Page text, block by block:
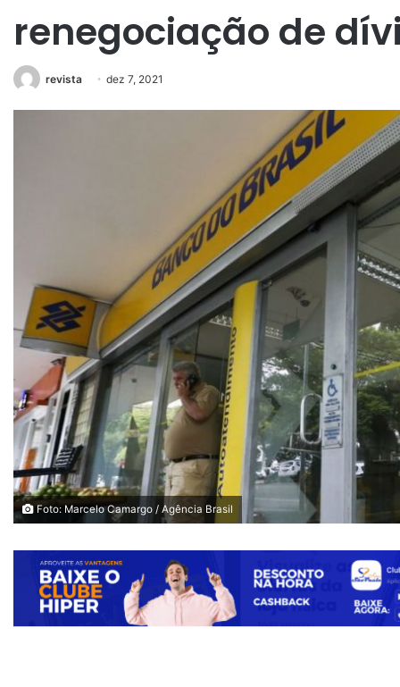
renegociação de
revista dez 7, 2021
Foto: Marcelo Camargo / Agência Brasil